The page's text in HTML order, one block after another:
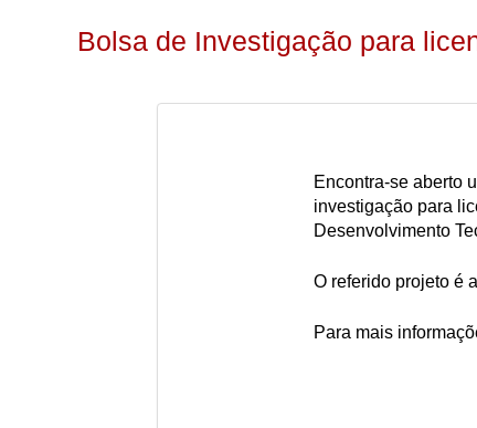
Bolsa de Investigação para
Encontra-se aberto
investigação para
Desenvolvimento
O referido projeto é
Para mais